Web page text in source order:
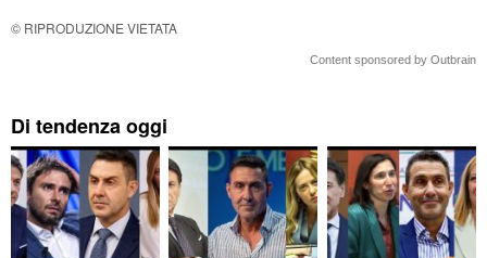
© RIPRODUZIONE VIETATA
Content sponsored by Outbrain
Di tendenza oggi